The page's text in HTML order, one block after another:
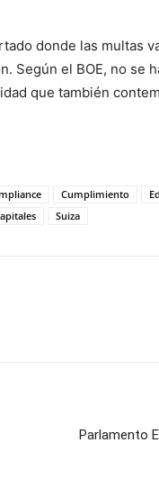
donde las multas
Según el BOE, no se
que también
Cumplimiento
Suiza
Parlamento